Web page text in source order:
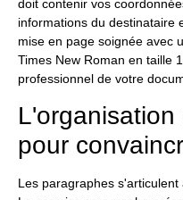
doit contenir vos
informations du destinataire
mise en page soignée avec
Times New Roman en taille
professionnel de votre
pour
Les paragraphes